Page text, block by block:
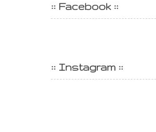
:: Facebook ::
:: Instagram ::